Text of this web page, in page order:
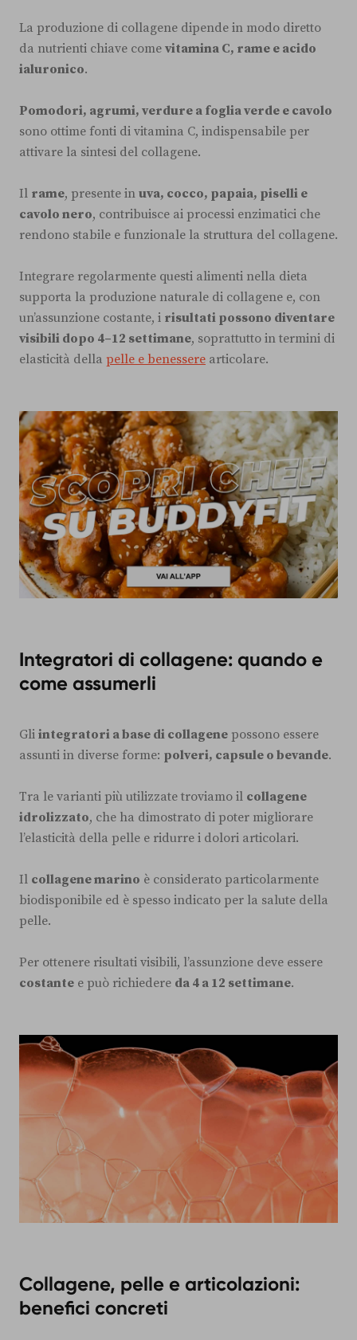
La produzione di collagene dipende in modo diretto
da nutrienti chiave come vitamina C, rame e acido
ialuronico.
Pomodori, agrumi, verdure a foglia verde e cavolo
sono ottime fonti di vitamina C, indispensabile per
attivare la sintesi del collagene.
Il rame, presente in uva, cocco, papaia, piselli e
cavolo nero, contribuisce ai processi enzimatici che
rendono stabile e funzionale la struttura del collagene.
Integrare regolarmente questi alimenti nella dieta
supporta la produzione naturale di collagene e, con
un’assunzione costante, i risultati possono diventare
visibili dopo 4–12 settimane, soprattutto in termini di
elasticità della pelle e benessere articolare.
Integratori di collagene: quando e
come assumerli
Gli integratori a base di collagene possono essere
assunti in diverse forme: polveri, capsule o bevande.
Tra le varianti più utilizzate troviamo il collagene
idrolizzato, che ha dimostrato di poter migliorare
l’elasticità della pelle e ridurre i dolori articolari.
Il collagene marino è considerato particolarmente
biodisponibile ed è spesso indicato per la salute della
pelle.
Per ottenere risultati visibili, l’assunzione deve essere
costante e può richiedere da 4 a 12 settimane.
Collagene, pelle e articolazioni:
benefici concreti